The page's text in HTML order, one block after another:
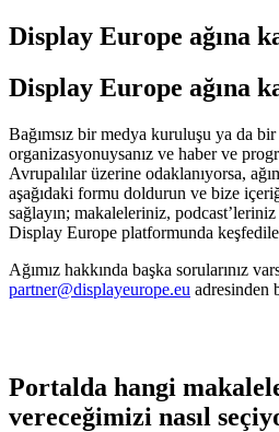
Display Europe ağına
Display Europe ağına
Bağımsız bir medya kuruluşu ya da
organizasyonuysanız ve haber ve
Avrupalılar üzerine odaklanıyorsa,
aşağıdaki formu doldurun ve bize
sağlayın; makaleleriniz,
Display Europe platformunda
Ağımız hakkında başka sorularınız
partner@displayeurope.eu adresinden
Portalda hangi
vereceğimizi nasıl